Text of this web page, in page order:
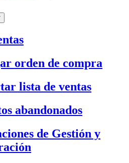
orden de compra
lista de ventas
abandonados
de Gestión y